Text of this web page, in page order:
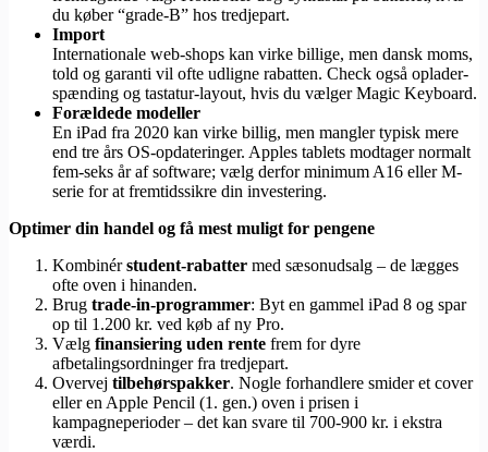
du køber “grade-B” hos tredjepart.
Import
Internationale web-shops kan virke billige, men dansk moms,
told og garanti vil ofte udligne rabatten. Check også oplader-
spænding og tastatur-layout, hvis du vælger Magic Keyboard.
Forældede modeller
En iPad fra 2020 kan virke billig, men mangler typisk mere
end tre års OS-opdateringer. Apples tablets modtager normalt
fem-seks år af software; vælg derfor minimum A16 eller M-
serie for at fremtidssikre din investering.
Optimer din handel og få mest muligt for pengene
Kombinérstudent-rabatter med sæsonudsalg – de lægges
ofte oven i hinanden.
Brug trade-in-programmer: Byt en gammel iPad 8 og spar
op til 1.200 kr. ved køb af ny Pro.
Vælg finansiering uden rente frem for dyre
afbetalingsordninger fra tredjepart.
Overvej tilbehørspakker. Nogle forhandlere smider et cover
eller en Apple Pencil (1. gen.) oven i prisen i
kampagneperioder – det kan svare til 700-900 kr. i ekstra
værdi.